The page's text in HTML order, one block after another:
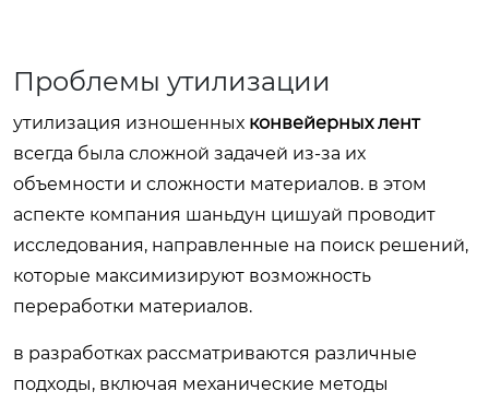
Проблемы утилизации
утилизация изношенных конвейерных лент
всегда была сложной задачей из-за их
объемности и сложности материалов. в этом
аспекте компания шаньдун цишуай проводит
исследования, направленные на поиск решений,
которые максимизируют возможность
переработки материалов.
в разработках рассматриваются различные
подходы, включая механические методы